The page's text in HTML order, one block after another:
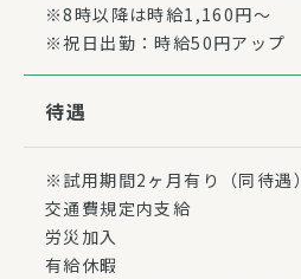
※8時以降は時給1,160円～
※祝日出勤：時給50円アップ
待遇
※試用期間2ヶ月有り（同待遇）
交通費規定内支給
労災加入
有給休暇